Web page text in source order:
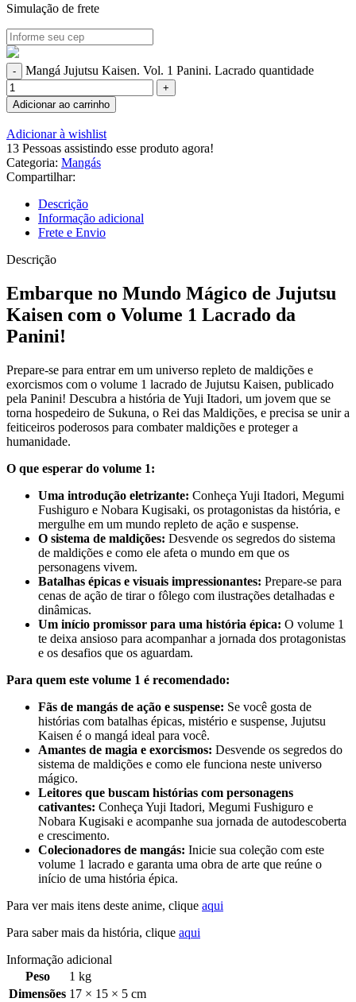
Simulação de frete
Mangá Jujutsu Kaisen. Vol. 1 Panini. Lacrado quantidade
Adicionar ao carrinho
Adicionar à wishlist
13 Pessoas assistindo esse produto agora!
Categoria: Mangás
Compartilhar:
Descrição
Informação adicional
Frete e Envio
Descrição
Embarque no Mundo Mágico de Jujutsu
Kaisen com o Volume 1 Lacrado da
Panini!
Prepare-se para entrar em um universo repleto de maldições e
exorcismos com o volume 1 lacrado de Jujutsu Kaisen, publicado
pela Panini! Descubra a história de Yuji Itadori, um jovem que se
torna hospedeiro de Sukuna, o Rei das Maldições, e precisa se unir a
feiticeiros poderosos para combater maldições e proteger a
humanidade.
O que esperar do volume 1:
Uma introdução eletrizante: Conheça Yuji Itadori, Megumi
Fushiguro e Nobara Kugisaki, os protagonistas da história, e
mergulhe em um mundo repleto de ação e suspense.
O sistema de maldições: Desvende os segredos do sistema
de maldições e como ele afeta o mundo em que os
personagens vivem.
Batalhas épicas e visuais impressionantes: Prepare-se para
cenas de ação de tirar o fôlego com ilustrações detalhadas e
dinâmicas.
Um início promissor para uma história épica: O volume 1
te deixa ansioso para acompanhar a jornada dos protagonistas
e os desafios que os aguardam.
Para quem este volume 1 é recomendado:
Fãs de mangás de ação e suspense: Se você gosta de
histórias com batalhas épicas, mistério e suspense, Jujutsu
Kaisen é o mangá ideal para você.
Amantes de magia e exorcismos: Desvende os segredos do
sistema de maldições e como ele funciona neste universo
mágico.
Leitores que buscam histórias com personagens
cativantes: Conheça Yuji Itadori, Megumi Fushiguro e
Nobara Kugisaki e acompanhe sua jornada de autodescoberta
e crescimento.
Colecionadores de mangás: Inicie sua coleção com este
volume 1 lacrado e garanta uma obra de arte que reúne o
início de uma história épica.
Para ver mais itens deste anime, clique aqui
Para saber mais da história, clique aqui
Informação adicional
Peso
1 kg
Dimensões 17 × 15 × 5 cm